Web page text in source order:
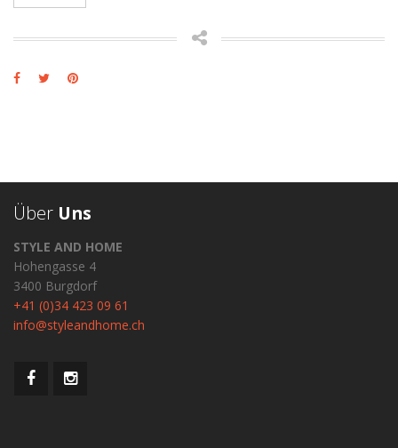
Über Uns
STYLE AND HOME
Hohengasse 4
3400 Burgdorf
+41 (0)34 423 09 61
info@styleandhome.ch